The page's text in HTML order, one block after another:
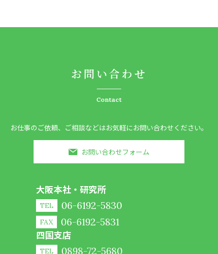
お問い合わせ
Contact
お仕事のご依頼、ご相談などはお気軽にお問い合わせください。
お問い合わせフォーム
大阪本社・研究所
TEL 06-6192-5830
FAX 06-6192-5831
四国支店
TEL 0898-72-5680